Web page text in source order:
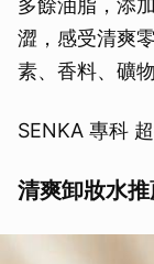
澀，感受清爽
素、香料、礦
SENKA 專科
清爽卸妝水